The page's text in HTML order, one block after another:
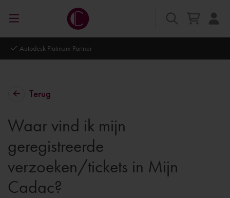
Autodesk Platinum Partner
Terug
Waar vind ik mijn
geregistreerde
verzoeken/tickets in Mijn
Cadac?